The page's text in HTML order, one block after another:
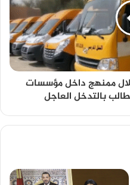
ممنهج داخل مؤسسات
بالتدخل العاجل